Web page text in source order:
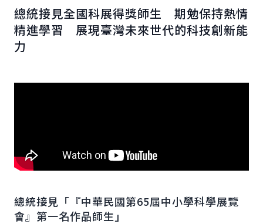
總統接見全國科展得獎師生 期勉保持熱情
精進學習 展現臺灣未來世代的科技創新能
力
總統接見「『中華民國第65屆中小學科學展覽
會』第一名作品師生」